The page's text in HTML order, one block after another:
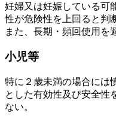
妊婦又は妊娠している可
性が危険性を上回ると判
また、長期・頻回使用を
小児等
特に２歳未満の場合には
とした有効性及び安全性
ない。